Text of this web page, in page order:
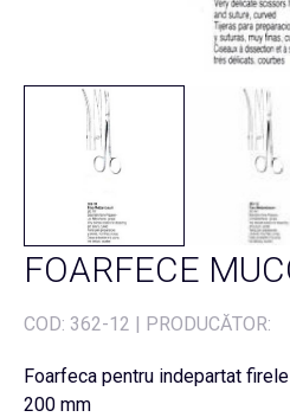
FOARFECE
COD: 362-12 | PRODUCĂTOR:
Foarfeca pentru indepartat
200 mm